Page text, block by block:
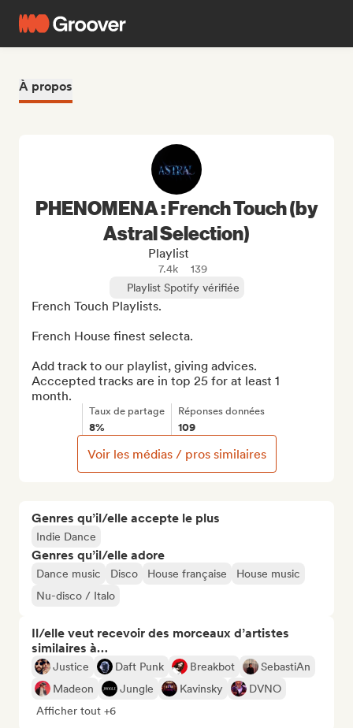
À propos
Genres qu’il/elle accepte le plus
Indie Dance
Genres qu’il/elle adore
Dance music Disco House française
House music
Nu-disco / Italo
Il/elle veut recevoir des morceaux d’artistes
similaires à…
Justice Daft Punk Breakbot
SebastiAn
Madeon
Jungle Kavinsky
DVNO
Afficher tout +6
PHENOMENA : French Touch (by
Astral Selection)
Playlist
7.4k
139
Playlist Spotify vérifiée
French Touch Playlists.
French House finest selecta.
Add track to our playlist, giving advices.
Acccepted tracks are in top 25 for at least 1
month.
Taux de partage
8%
Réponses données
109
Voir les médias / pros similaires